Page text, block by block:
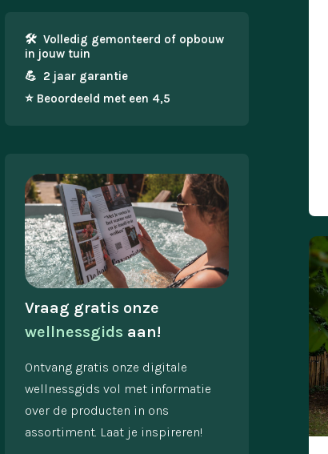
🛠 Volledig gemonteerd of opbouw
in jouw tuin
💪 2 jaar garantie
⭐️ Beoordeeld met een 4,5
wellnessgids aan!
Ontvang gratis onze digitale
wellnessgids vol met informatie
over de producten in ons
assortiment. Laat je inspireren!